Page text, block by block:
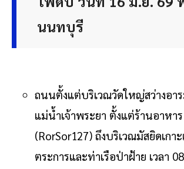
นนทบุรี
ถนนตั้งแต่บริเวณวัดใหญ่สว่างอา
แม่น้ำเจ้าพระยา ตั้งแต่ร้านอาหาร
(RorSor127) ถึงบริเวณมัสยิดเกา
ตระการและท่าเรือป่าฝ้าย เวลา